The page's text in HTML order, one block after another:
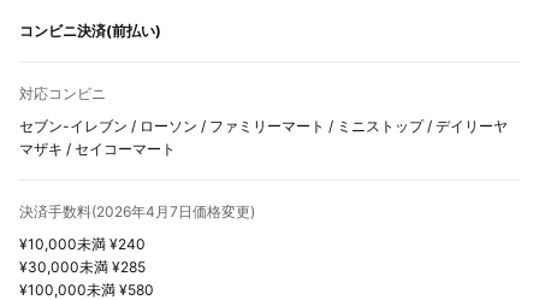
コンビニ決済(前払い)
対応コンビニ
セブン-イレブン / ローソン / ファミリーマート / ミニストップ / デイリーヤ
マザキ / セイコーマート
決済手数料(2026年4月7日価格変更)
¥10,000未満 ¥240
¥30,000未満 ¥285
¥100,000未満 ¥580